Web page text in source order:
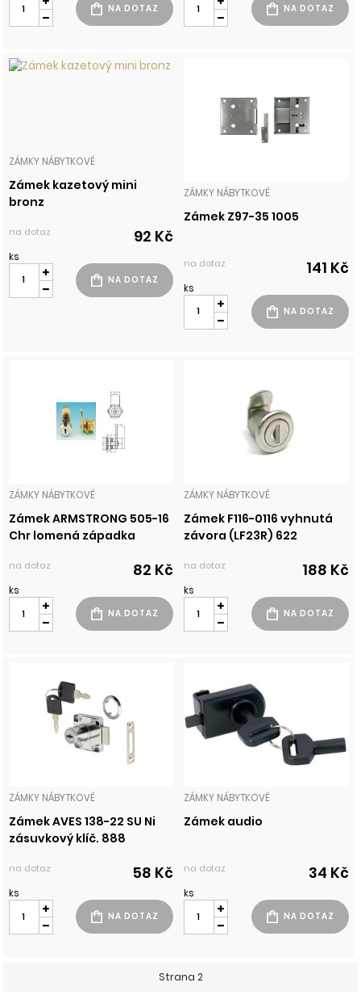
ZÁMKY NÁBYTKOVÉ
Zámek kazetový mini
bronz
na dotaz 92 Kč
ks
ZÁMKY NÁBYTKOVÉ
Zámek Z97-35 1005
na dotaz 141 Kč
ks
ZÁMKY NÁBYTKOVÉ
Zámek ARMSTRONG 505-16
Chr lomená západka
na dotaz 82 Kč
ks
ZÁMKY NÁBYTKOVÉ
Zámek F116-0116 vyhnutá
závora (LF23R) 622
na dotaz 188 Kč
ks
ZÁMKY NÁBYTKOVÉ
Zámek AVES 138-22 SU Ni
zásuvkový klíč. 888
na dotaz 58 Kč
ks
ZÁMKY NÁBYTKOVÉ
Zámek audio
na dotaz 34 Kč
ks
Strana 2